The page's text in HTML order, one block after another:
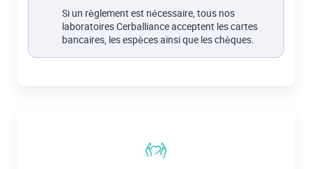
Si un règlement est nécessaire, tous nos
laboratoires Cerballiance acceptent les cartes
bancaires, les espèces ainsi que les chèques.